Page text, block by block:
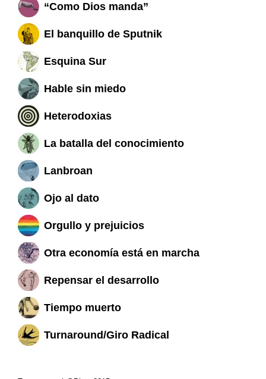
“Como Dios manda”
El banquillo de Sputnik
Esquina Sur
Hable sin miedo
Heterodoxias
La batalla del conocimiento
Lanbroan
Ojo al dato
Orgullo y prejuicios
Otra economía está en marcha
Repensar el desarrollo
Tiempo muerto
Turnaround/Giro Radical